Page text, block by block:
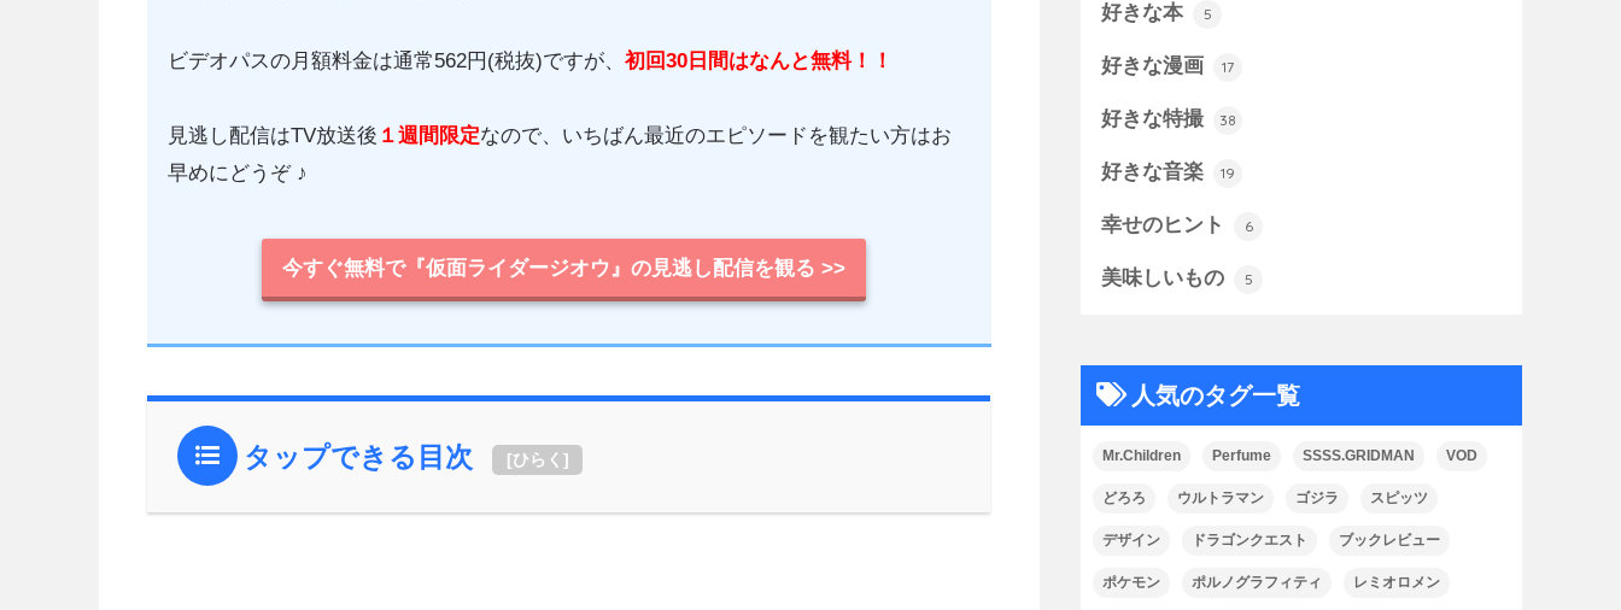
ビデオパスの月額料金は通常562円(税抜)ですが、初回30日間はなんと無料！！
見逃し配信はTV放送後 １週間限定なので、いちばん最近のエピソードを観たい方はお
早めにどうぞ ♪
今すぐ無料で『仮面ライダージオウ』の見逃し配信を観る >>
タップできる目次 [ひらく ]
好きな本 5
好きな漫画 17
好きな特撮 38
好きな音楽 19
幸せのヒント 6
美味しいもの 5
人気のタグ一覧
Mr.Children Perfume SSSS.GRIDMAN VOD
どろろ ウルトラマン ゴジラ スピッツ
デザイン ドラゴンクエスト ブックレビュー
ポケモン ポルノグラフィティ レミオロメン